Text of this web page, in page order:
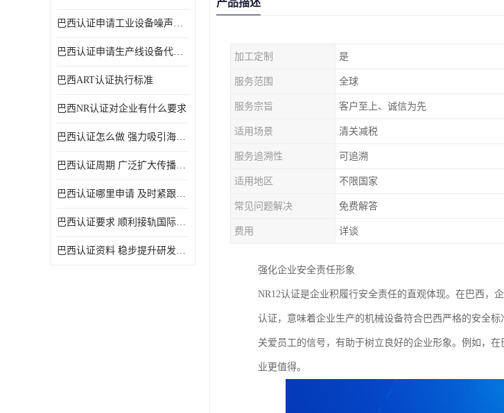
巴西认证申请工业设备噪声控制认证规范
巴西认证申请生产线设备代理机构选择
巴西ART认证执行标准
巴西NR认证对企业有什么要求
巴西认证怎么做 强力吸引海外投资
巴西认证周期 广泛扩大传播范围
巴西认证哪里申请 及时紧跟法规变化
巴西认证要求 顺利接轨国际规范
巴西认证资料 稳步提升研发能力
产品描述
加工定制 是
服务范围 全球
服务宗旨 客户至上、诚信为先
适用场景 清关减税
服务追溯性 可追溯
适用地区 不限国家
常见问题解决 免费解答
费用 详谈
强化企业安全责任形象
NR12认证是企业积履行安全责任的直观体现。在巴西，
认证，意味着企业生产的机械设备符合巴西严格的安全
关爱员工的信号，有助于树立良好的企业形象。例如，
业更值得。